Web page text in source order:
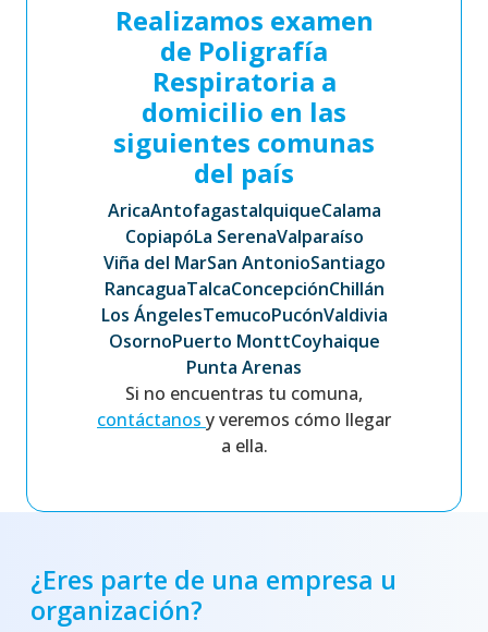
Realizamos examen
de Poligrafía
Respiratoria a
domicilio en las
siguientes comunas
del país
AricaAntofagastaIquiqueCalama
CopiapóLa SerenaValparaíso
Viña del MarSan AntonioSantiago
RancaguaTalcaConcepciónChillán
Los ÁngelesTemucoPucónValdivia
OsornoPuerto MonttCoyhaique
Punta Arenas
Si no encuentras tu comuna,
contáctanos y veremos cómo llegar
a ella.
¿Eres parte de una empresa u
organización?